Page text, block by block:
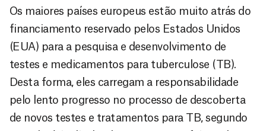
Os maiores países europeus estão muito atrás do
financiamento reservado pelos Estados Unidos
(EUA) para a pesquisa e desenvolvimento de
testes e medicamentos para tuberculose (TB).
Desta forma, eles carregam a responsabilidade
pelo lento progresso no processo de descoberta
de novos testes e tratamentos para TB, segundo